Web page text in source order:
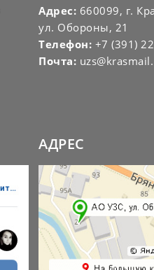
Адрес: 660099, г.
ул. Обороны, 21
Телефон: +7 (391)
Почта:
АДРЕС